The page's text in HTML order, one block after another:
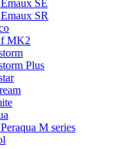
SE
SR
MK2
Plus
M series